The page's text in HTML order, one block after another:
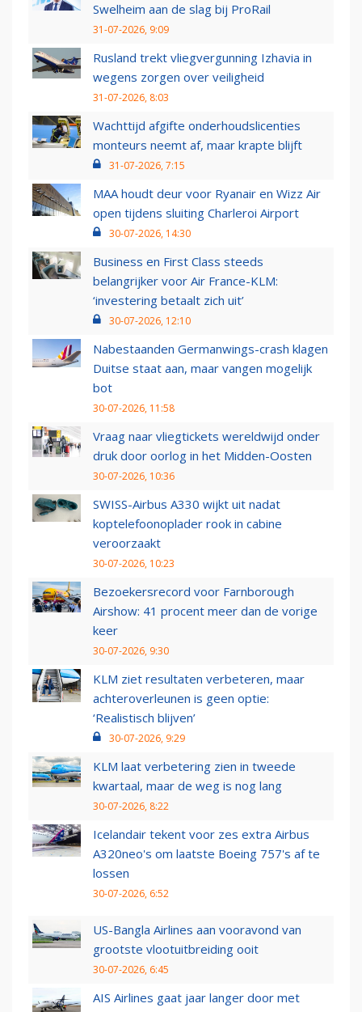
Swelheim aan de slag bij ProRail
31-07-2026, 9:09
Rusland trekt vliegvergunning Izhavia in
wegens zorgen over veiligheid
31-07-2026, 8:03
Wachttijd afgifte onderhoudslicenties
monteurs neemt af, maar krapte blijft
31-07-2026, 7:15
MAA houdt deur voor Ryanair en Wizz Air
open tijdens sluiting Charleroi Airport
30-07-2026, 14:30
Business en First Class steeds
belangrijker voor Air France-KLM:
‘investering betaalt zich uit’
30-07-2026, 12:10
Nabestaanden Germanwings-crash klagen
Duitse staat aan, maar vangen mogelijk
bot
30-07-2026, 11:58
Vraag naar vliegtickets wereldwijd onder
druk door oorlog in het Midden-Oosten
30-07-2026, 10:36
SWISS-Airbus A330 wijkt uit nadat
koptelefoonoplader rook in cabine
veroorzaakt
30-07-2026, 10:23
Bezoekersrecord voor Farnborough
Airshow: 41 procent meer dan de vorige
keer
30-07-2026, 9:30
KLM ziet resultaten verbeteren, maar
achteroverleunen is geen optie:
‘Realistisch blijven’
30-07-2026, 9:29
KLM laat verbetering zien in tweede
kwartaal, maar de weg is nog lang
30-07-2026, 8:22
Icelandair tekent voor zes extra Airbus
A320neo's om laatste Boeing 757's af te
lossen
30-07-2026, 6:52
US-Bangla Airlines aan vooravond van
grootste vlootuitbreiding ooit
30-07-2026, 6:45
AIS Airlines gaat jaar langer door met